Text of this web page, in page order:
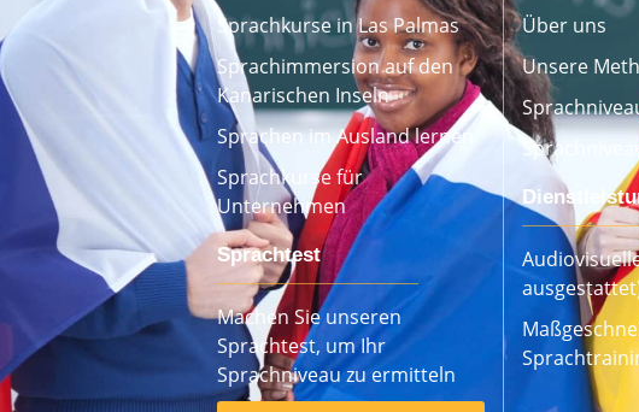
Sprachkurse in Las Palmas
Sprachimmersion auf den
Kanarischen Inseln
Sprachen im Ausland lernen
Sprachkurse für
Unternehmen
Sprachtest
Machen Sie unseren
Sprachtest, um Ihr
Sprachniveau zu ermitteln
Über uns
Unsere